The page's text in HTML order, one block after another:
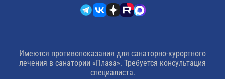
Имеются противопоказания для санаторно-курортного
лечения в санатории «Плаза». Требуется консультация
специалиста.